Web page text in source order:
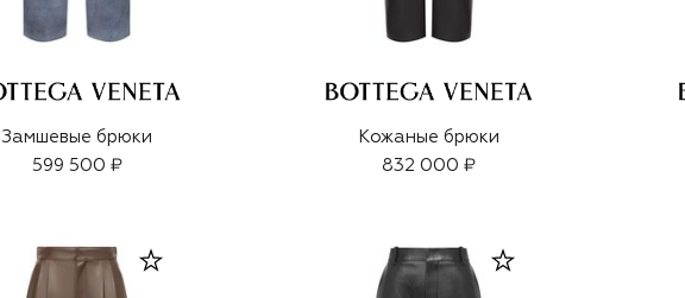
Замшевые брюки
599 500 ₽
Кожаные брюки
832 000 ₽